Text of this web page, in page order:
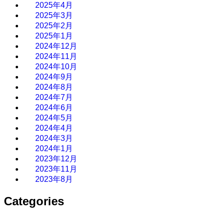
2025年4月
2025年3月
2025年2月
2025年1月
2024年12月
2024年11月
2024年10月
2024年9月
2024年8月
2024年7月
2024年6月
2024年5月
2024年4月
2024年3月
2024年1月
2023年12月
2023年11月
2023年8月
Categories